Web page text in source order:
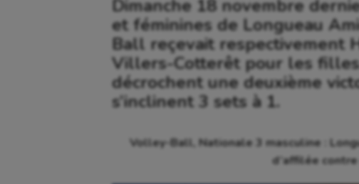
Dimanche 18 novembre
et féminines de Longueau
Ball reçevait respectivement
Villers-Cotterêt pour les
décrochent une deuxième
s’inclinent 3 sets à 1.
Volley-Ball, Nationale 3 masculine :
d’affilée contre